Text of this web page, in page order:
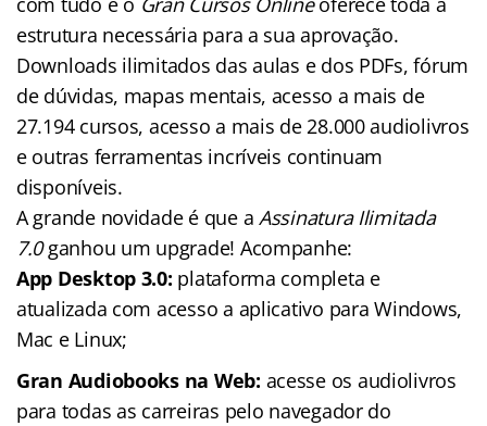
estrutura necessária para a sua aprovação.
Downloads ilimitados das aulas e dos PDFs, fórum
de dúvidas, mapas mentais, acesso a mais de
27.194 cursos, acesso a mais de 28.000 audiolivros
e outras ferramentas incríveis continuam
disponíveis.
A grande novidade é que a Assinatura Ilimitada
7.0ganhou um upgrade! Acompanhe:
App Desktop 3.0: plataforma completa e
atualizada com acesso a aplicativo para Windows,
Mac e Linux;
Gran Audiobooks na Web: acesse os audiolivros
para todas as carreiras pelo navegador do